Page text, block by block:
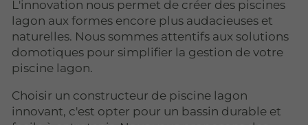
L'innovation nous permet de créer des piscines
lagon aux formes encore plus audacieuses et
naturelles. Nous sommes attentifs aux solutions
domotiques pour simplifier la gestion de votre
piscine lagon.
Choisir un constructeur de piscine lagon
innovant, c'est opter pour un bassin durable et